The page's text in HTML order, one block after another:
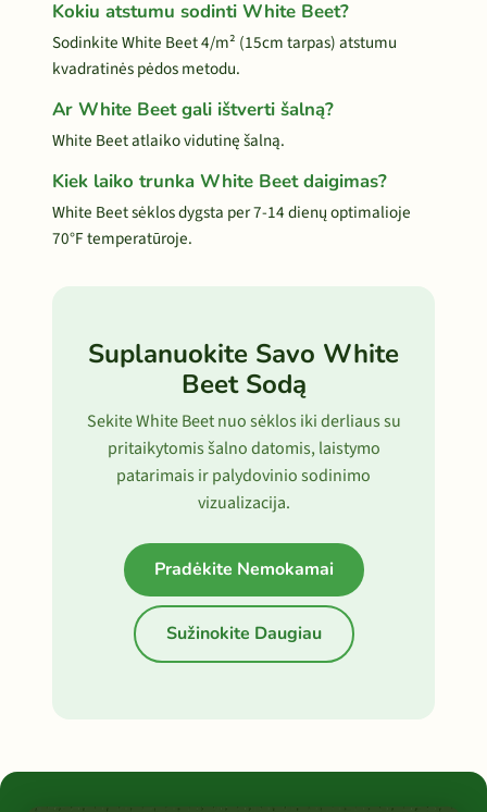
Kokiu atstumu sodinti White Beet?
Sodinkite White Beet 4/m² (15cm tarpas) atstumu
kvadratinės pėdos metodu.
Ar White Beet gali ištverti šalną?
White Beet atlaiko vidutinę šalną.
Kiek laiko trunka White Beet daigimas?
White Beet sėklos dygsta per 7-14 dienų optimalioje
70°F temperatūroje.
Suplanuokite Savo White
Beet Sodą
Sekite White Beet nuo sėklos iki derliaus su
pritaikytomis šalno datomis, laistymo
patarimais ir palydovinio sodinimo
vizualizacija.
Pradėkite Nemokamai
Sužinokite Daugiau